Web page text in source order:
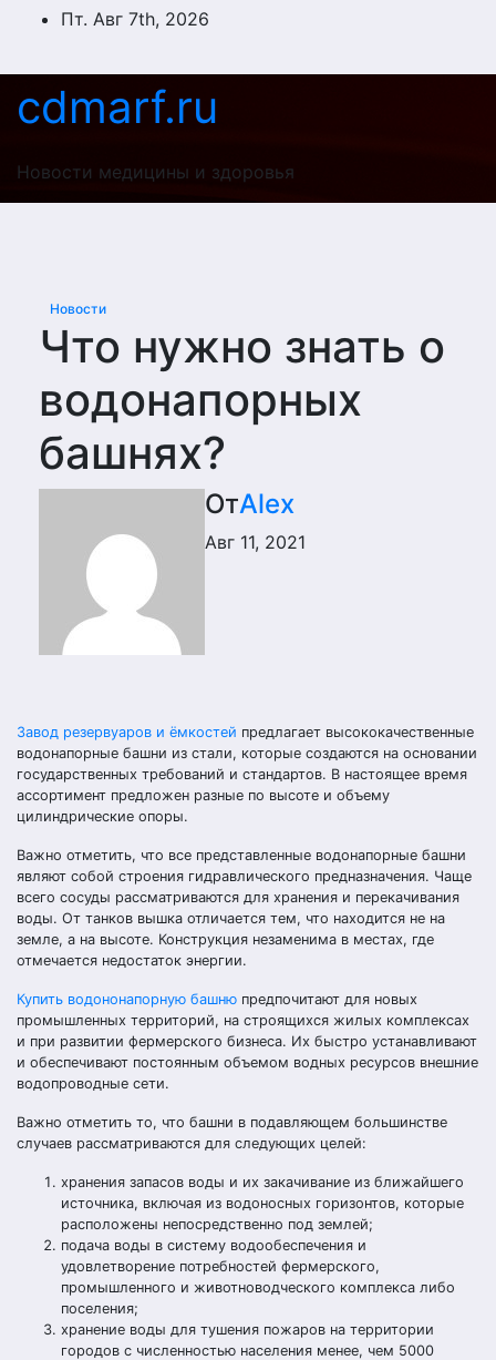
ПерейтиПт. Авг 7th, 2026
cdmarf.ru
Новости медицины и здоровья
Новости
Что нужно знать о
водонапорных
башнях?
ОтAlex
Авг 11, 2021
Завод резервуаров и ёмкостей предлагает высококачественные
водонапорные башни из стали, которые создаются на основании
государственных требований и стандартов. В настоящее время
ассортимент предложен разные по высоте и объему
цилиндрические опоры.
Важно отметить, что все представленные водонапорные башни
являют собой строения гидравлического предназначения. Чаще
всего сосуды рассматриваются для хранения и перекачивания
воды. От танков вышка отличается тем, что находится не на
земле, а на высоте. Конструкция незаменима в местах, где
отмечается недостаток энергии.
Купить водононапорную башню предпочитают для новых
промышленных территорий, на строящихся жилых комплексах
и при развитии фермерского бизнеса. Их быстро устанавливают
и обеспечивают постоянным объемом водных ресурсов внешние
водопроводные сети.
Важно отметить то, что башни в подавляющем большинстве
случаев рассматриваются для следующих целей:
хранения запасов воды и их закачивание из ближайшего
источника, включая из водоносных горизонтов, которые
расположены непосредственно под землей;
подача воды в систему водообеспечения и
удовлетворение потребностей фермерского,
промышленного и животноводческого комплекса либо
поселения;
хранение воды для тушения пожаров на территории
городов с численностью населения менее, чем 5000